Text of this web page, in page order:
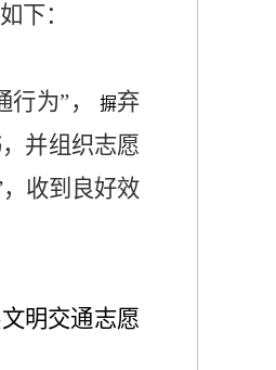
下：
为”，
摒弃
并组织志愿
收到良好效
明交通志愿